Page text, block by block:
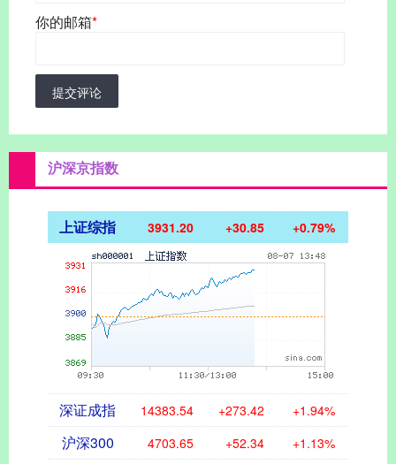
你的邮箱*
提交评论
沪深京指数
上证综指 3931.20 +30.85 +0.79%
深证成指 14383.54 +273.42 +1.94%
沪深300 4703.65 +52.34 +1.13%